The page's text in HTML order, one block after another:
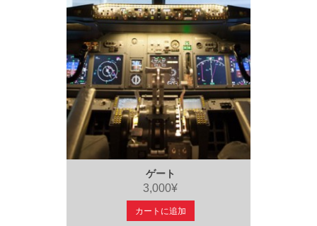
ゲート
3,000¥
カートに追加